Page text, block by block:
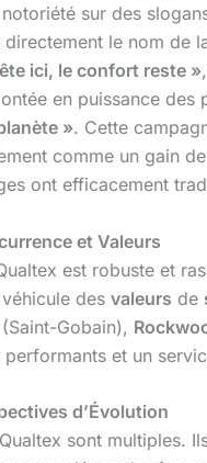
sur des
directement le nom de
ici, le confort reste »
en puissance
». Cette
comme un gain
ont efficacement
et Valeurs
est robuste et
des valeurs de
(Saint-Gobain),
et un
d’Évolution
sont multiples.